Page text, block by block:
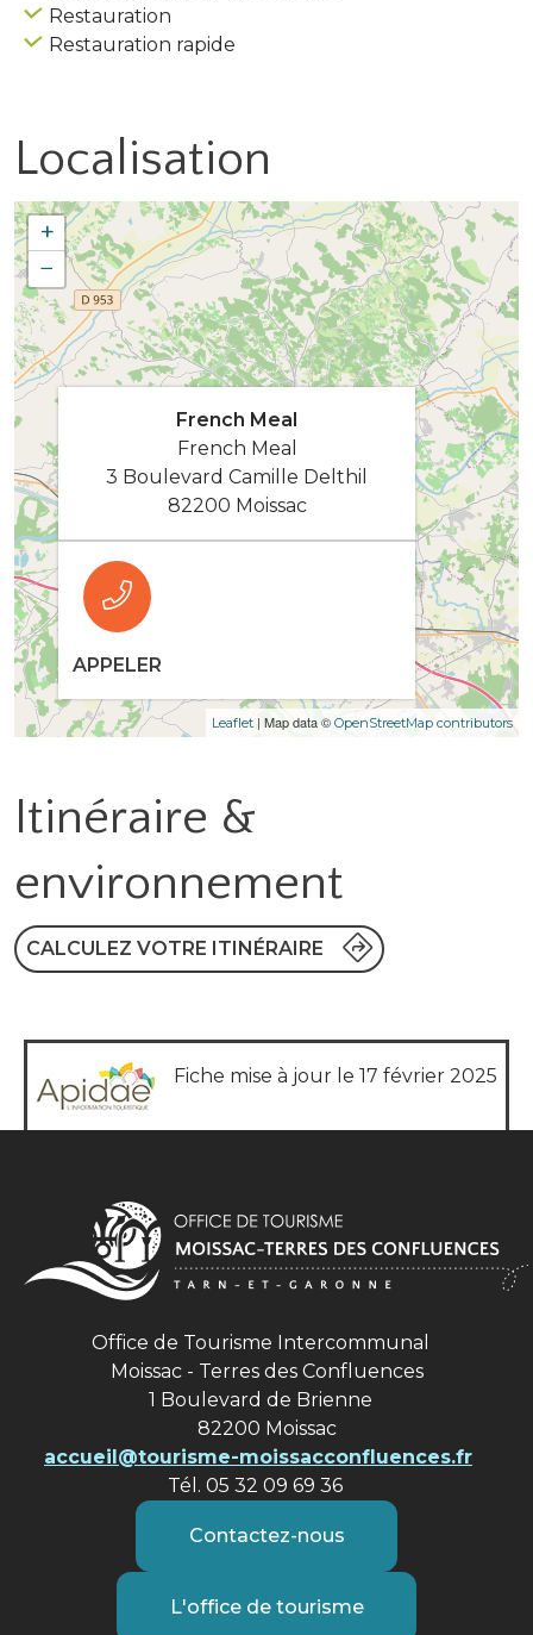
Restauration
Restauration rapide
Localisation
+
−
Leaflet | Map data © OpenStreetMap contributors
French Meal
French Meal
3 Boulevard Camille Delthil
82200 Moissac
APPELER
Itinéraire &
environnement
CALCULEZ VOTRE ITINÉRAIRE
Fiche mise à jour le 17 février 2025
Office de Tourisme Intercommunal
Moissac - Terres des Confluences
1 Boulevard de Brienne
82200 Moissac
accueil@tourisme-moissacconfluences.fr
Tél. 05 32 09 69 36
Contactez-nous
L'office de tourisme